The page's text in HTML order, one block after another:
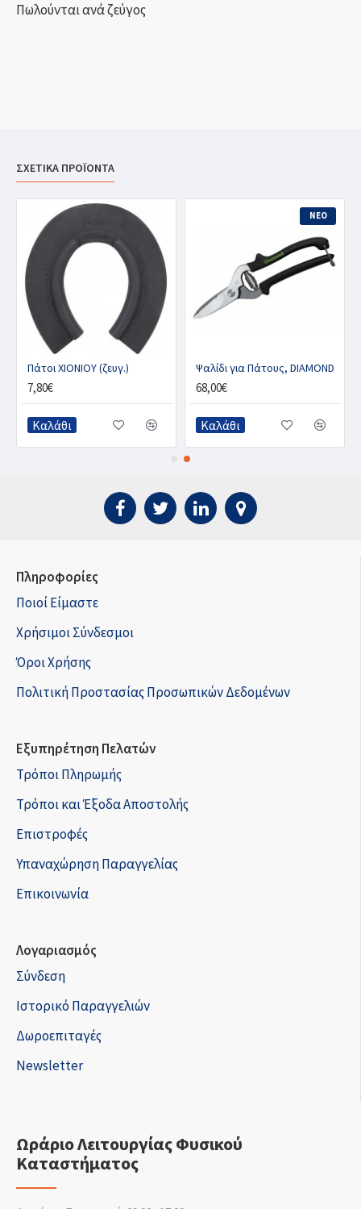
Πωλούνται ανά ζεύγος
ΣΧΕΤΙΚΑ ΠΡΟΪΟΝΤΑ
Πάτοι ΧΙΟΝΙΟΥ (ζευγ.)
7,80€
Καλάθι
ΝΕΟ
Ψαλίδι για Πάτους, DIAMOND
68,00€
Καλάθι
Πληροφορίες
Ποιοί Είμαστε
Χρήσιμοι Σύνδεσμοι
Όροι Χρήσης
Πολιτική Προστασίας Προσωπικών Δεδομένων
Εξυπηρέτηση Πελατών
Τρόποι Πληρωμής
Τρόποι και Έξοδα Αποστολής
Επιστροφές
Υπαναχώρηση Παραγγελίας
Επικοινωνία
Λογαριασμός
Σύνδεση
Ιστορικό Παραγγελιών
Δωροεπιταγές
Newsletter
Ωράριο Λειτουργίας Φυσικού
Καταστήματος